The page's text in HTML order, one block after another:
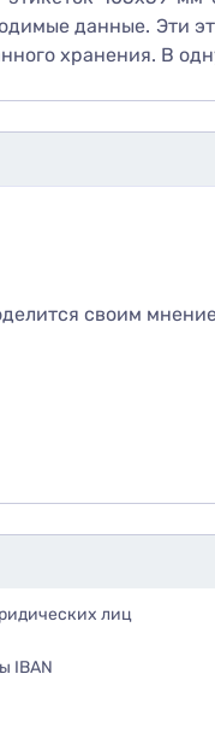
данные. Эти
хранения. В
своим
лиц
IBAN